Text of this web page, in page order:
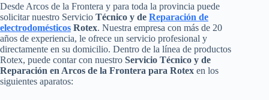
Desde Arcos de la Frontera y para toda la provincia puede
solicitar nuestro Servicio Técnico y de Reparación de
electrodomésticos Rotex. Nuestra empresa con más de 20
años de experiencia, le ofrece un servicio profesional y
directamente en su domicilio. Dentro de la línea de productos
Rotex, puede contar con nuestro Servicio Técnico y de
Reparación en Arcos de la Frontera para Rotex en los
siguientes aparatos: